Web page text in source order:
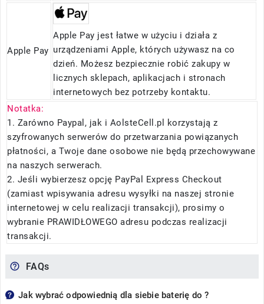
Apple Pay
Apple Pay jest łatwe w użyciu i działa z
urządzeniami Apple, których używasz na co
dzień. Możesz bezpiecznie robić zakupy w
licznych sklepach, aplikacjach i stronach
internetowych bez potrzeby kontaktu.
Notatka:
1. Zarówno Paypal, jak i AolsteCell.pl korzystają z
szyfrowanych serwerów do przetwarzania powiązanych
płatności, a Twoje dane osobowe nie będą przechowywane
na naszych serwerach.
2. Jeśli wybierzesz opcję PayPal Express Checkout
(zamiast wpisywania adresu wysyłki na naszej stronie
internetowej w celu realizacji transakcji), prosimy o
wybranie PRAWIDŁOWEGO adresu podczas realizacji
transakcji.
FAQs
Jak wybrać odpowiednią dla siebie baterię do ?